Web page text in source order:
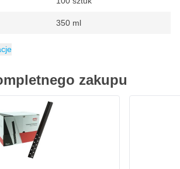
350 ml
do kubków
zakupu